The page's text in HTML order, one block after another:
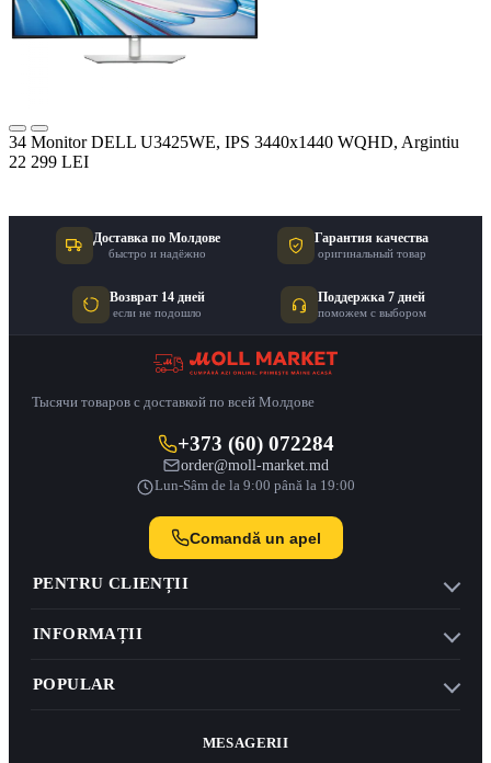
34 Monitor DELL U3425WE, IPS 3440x1440 WQHD, Argintiu
22 299 LEI
Доставка по Молдове
быстро и надёжно
Гарантия качества
оригинальный товар
Возврат 14 дней
если не подошло
Поддержка 7 дней
поможем с выбором
Тысячи товаров с доставкой по всей Молдове
+373 (60) 072284
order@moll-market.md
Lun-Sâm de la 9:00 până la 19:00
Comandă un apel
PENTRU CLIENȚII
INFORMAȚII
POPULAR
MESAGERII